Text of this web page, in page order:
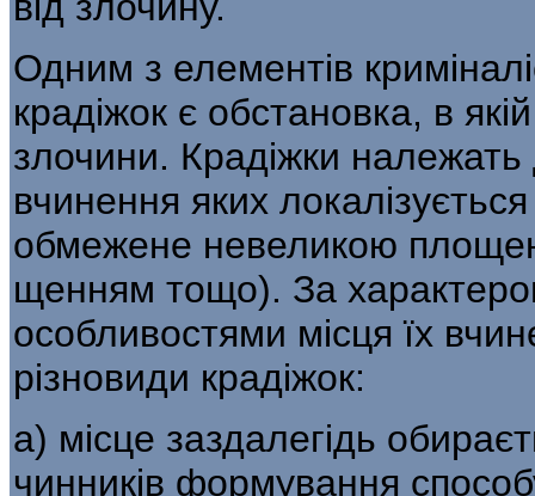
Одним з елементів
крадіжок є об­становка, в
злочини. Крадіжки належать
вчинення яких
обмежене невеликою
щенням тощо). За
особливостями місця їх
різновиди крадіжок:
а) місце заздалегідь
чинників фор­мування